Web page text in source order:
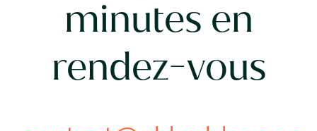
minutes en
rendez-vous